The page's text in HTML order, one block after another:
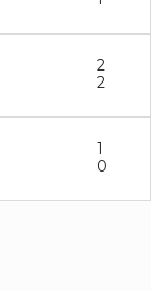
2
2
1
0